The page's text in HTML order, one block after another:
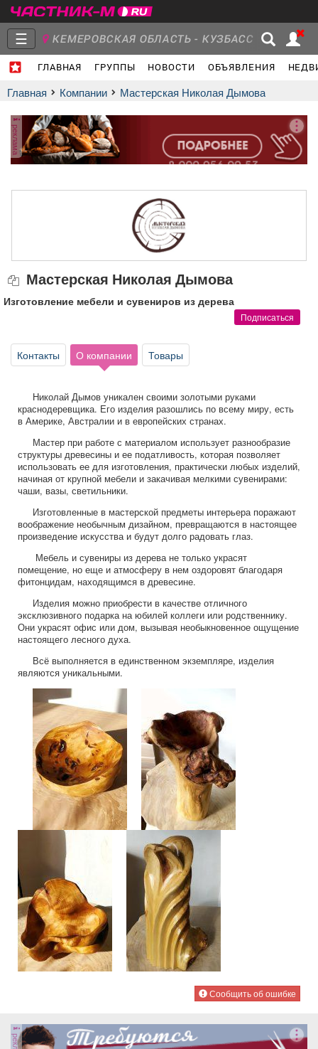
☰ КЕМЕРОВСКАЯ ОБЛАСТЬ - КУЗБАСС
ГЛАВНАЯ ГРУППЫ НОВОСТИ ОБЪЯВЛЕНИЯ
Главная
Группы Новости
Объявления Недвижимость Услуги
Транспорт
Проекты
Товары Поздравления Погода
ТВ программа Я - пенсионер
Главная Компании Мастерская Николая Дымова
реклама
Мастерская Николая Дымова
Изготовление мебели и сувениров из дерева
Подписаться
Контакты О компании Товары
Николай Дымов уникален своими золотыми руками
краснодеревщика. Его изделия разошлись по всему миру, есть
в Америке, Австралии и в европейских странах.
Мастер при работе с материалом использует разнообразие
структуры древесины и ее податливость, которая позволяет
использовать ее для изготовления, практически любых изделий,
начиная от крупной мебели и закачивая мелкими сувенирами:
чаши, вазы, светильники.
Изготовленные в мастерской предметы интерьера поражают
воображение необычным дизайном, превращаются в настоящее
произведение искусства и будут долго радовать глаз.
Мебель и сувениры из дерева не только украсят
помещение, но еще и атмосферу в нем оздоровят благодаря
фитонцидам, находящимся в древесине.
Изделия можно приобрести в качестве отличного
эксклюзивного подарка на юбилей коллеги или родственнику.
Они украсят офис или дом, вызывая необыкновенное ощущение
настоящего лесного духа.
Всё выполняется в единственном экземпляре, изделия
являются уникальными.
Сообщить об ошибке